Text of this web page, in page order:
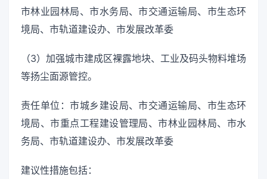
市林业园林局、市水务局、市交通运输局、市生态环
境局、市轨道建设办、市发展改革委
（3）加强城市建成区裸露地块、工业及码头物料堆场
等扬尘面源管控。
责任单位：市城乡建设局、市交通运输局、市生态环
境局、市重点工程建设管理局、市林业园林局、市水
务局、市轨道建设办、市发展改革委
建议性措施包括：